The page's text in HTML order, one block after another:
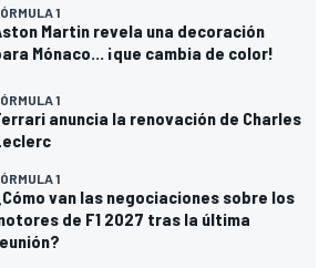
1
Martin revela una decoración
Mónaco... ¡que cambia de color!
1
anuncia la renovación de Charles
1
van las negociaciones sobre los
de F1 2027 tras la última